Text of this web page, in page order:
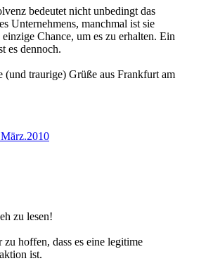
bedeutet nicht unbedingt das
Unternehmens, manchmal ist sie
einzige Chance, um es zu erhalten. Ein
es dennoch.
(und traurige) Grüße aus Frankfurt am
zu lesen!
zu hoffen, dass es eine legitime
ist.